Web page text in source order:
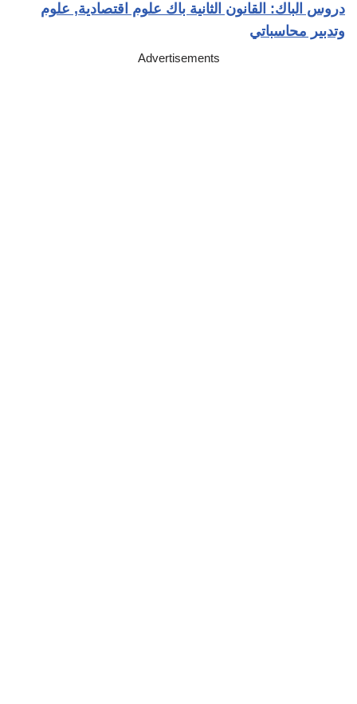
دروس الباك: القانون الثانية باك علوم اقتصادية, علوم
وتدبير محاسباتي
Advertisements